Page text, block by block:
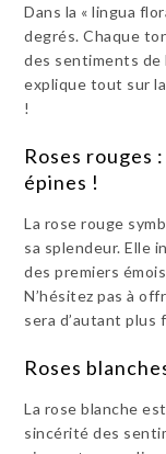
Dans la « lingua
degrés. Chaque
des sentiments de
explique tout sur
!
Roses rouges
épines !
La rose rouge
sa splendeur. Elle
des premiers
N’hésitez pas à
sera d’autant
Roses
La rose blanche
sincérité des